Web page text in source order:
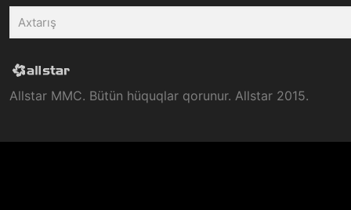
Allstar MMC. Bütün hüquqlar qorunur. Allstar 2015.